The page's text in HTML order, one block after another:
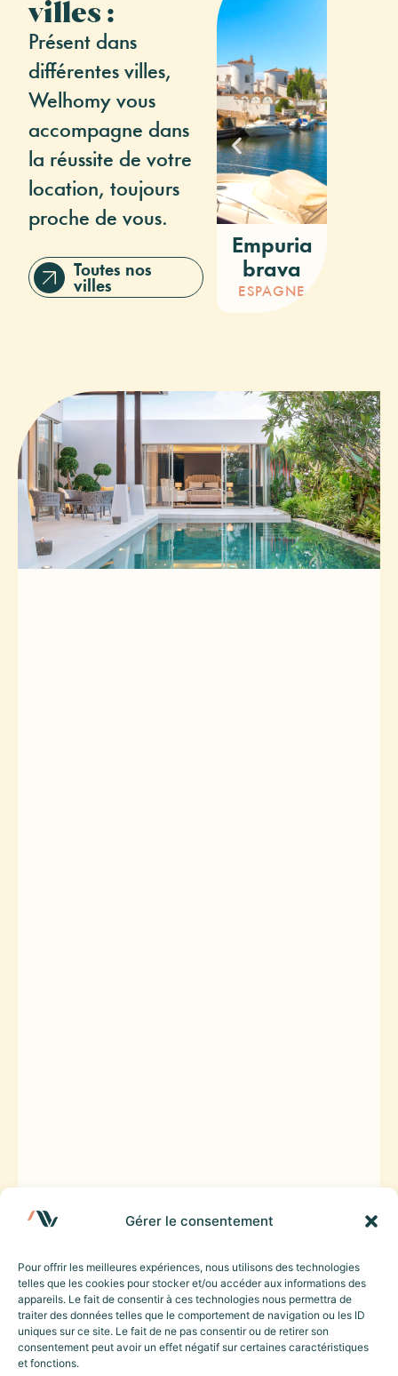
Gérer le consentement
Pour offrir les meilleures expériences, nous utilisons des technologies
telles que les cookies pour stocker et/ou accéder aux informations des
appareils. Le fait de consentir à ces technologies nous permettra de
traiter des données telles que le comportement de navigation ou les ID
uniques sur ce site. Le fait de ne pas consentir ou de retirer son
consentement peut avoir un effet négatif sur certaines caractéristiques
et fonctions.
villes :
Présent dans
différentes villes,
Welhomy vous
accompagne dans
la réussite de votre
location, toujours
proche de vous.
Toutes nos
villes
Empuria
brava
ESPAGNE